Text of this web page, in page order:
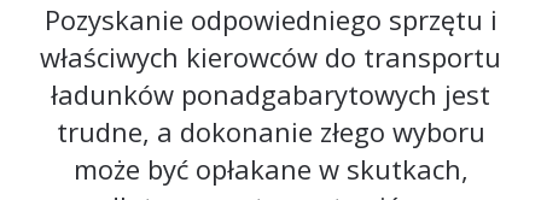
Pozyskanie odpowiedniego sprzętu i
właściwych kierowców do transportu
ładunków ponadgabarytowych jest
trudne, a dokonanie złego wyboru
może być opłakane w skutkach,